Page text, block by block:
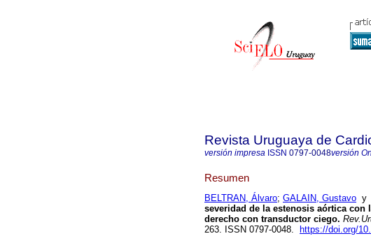
Revista Uruguaya de
versión impresa ISSN 0797-0048versión
Resumen
BELTRAN, Álvaro; GALAIN, Gustavo y
severidad de la estenosis aórtica con
derecho con transductor ciego.
263. ISSN 0797-0048.
https://doi.org/